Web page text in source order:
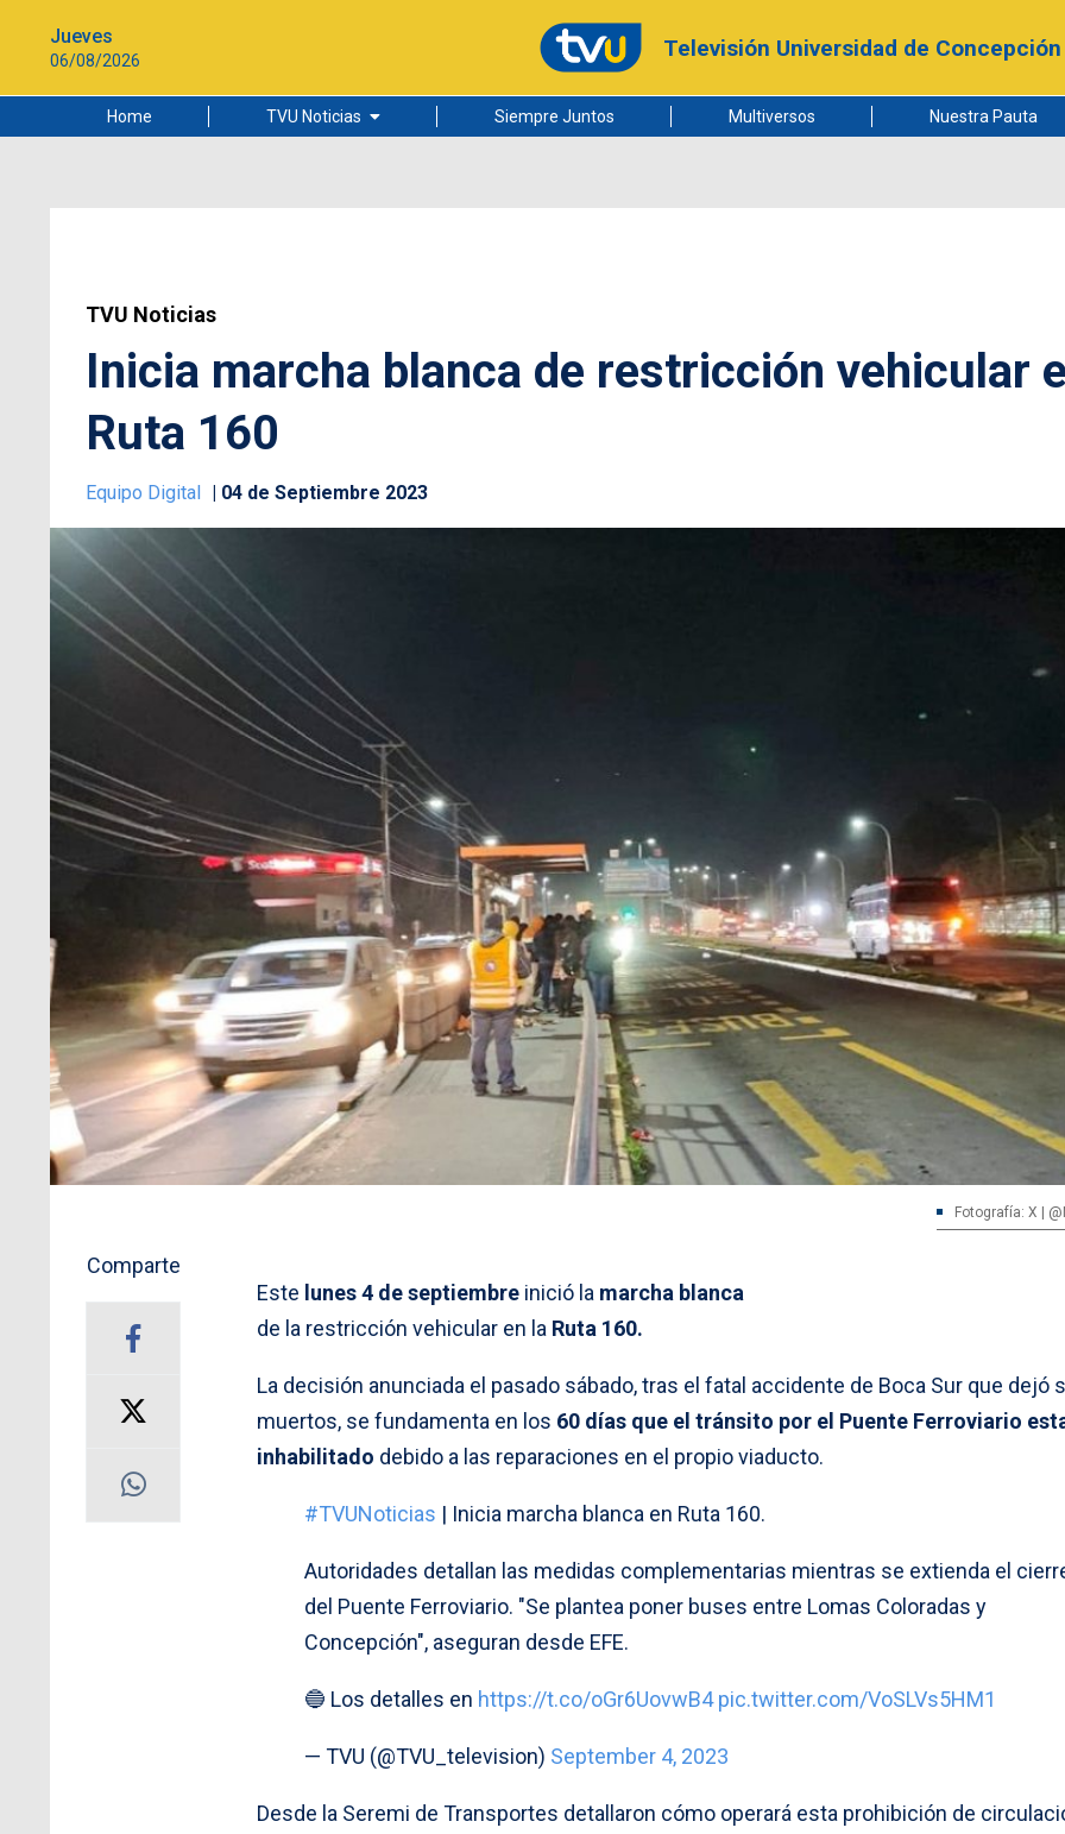
Jueves
06/08/2026 Televisión Universidad de Concepción
Home TVU Noticias
Ciudad
Siempre Juntos Multiversos Nuestra Pauta
TVU Noticias
Inicia marcha blanca de restricción vehicular
Ruta 160
Equipo Digital 04 de Septiembre 2023
Fotografía: X |
Comparte
Este lunes 4 de septiembre inició la marcha blanca
de la restricción vehicular en la Ruta 160.
La decisión anunciada el pasado sábado, tras el fatal accidente de Boca Sur que dejó
muertos, se fundamenta en los 60 días que el tránsito por el Puente Ferroviario
inhabilitado debido a las reparaciones en el propio viaducto.
#TVUNoticias | Inicia marcha blanca en Ruta 160.
Autoridades detallan las medidas complementarias mientras se extienda el
del Puente Ferroviario. "Se plantea poner buses entre Lomas Coloradas y
Concepción", aseguran desde EFE.
🔵 Los detalles en https://t.co/oGr6UovwB4 pic.twitter.com/VoSLVs5HM1
— TVU (@TVU_television) September 4, 2023
Desde la Seremi de Transportes detallaron cómo operará esta prohibición de